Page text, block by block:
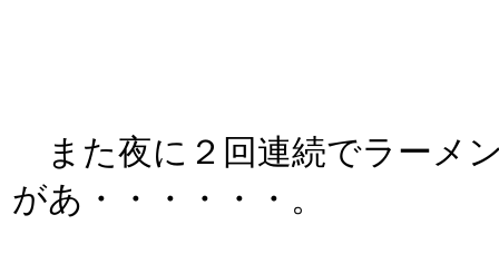
また夜に２回連続でラーメ
があ・・・・・・。